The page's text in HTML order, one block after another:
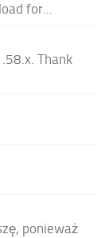
for...
Thank
ponieważ